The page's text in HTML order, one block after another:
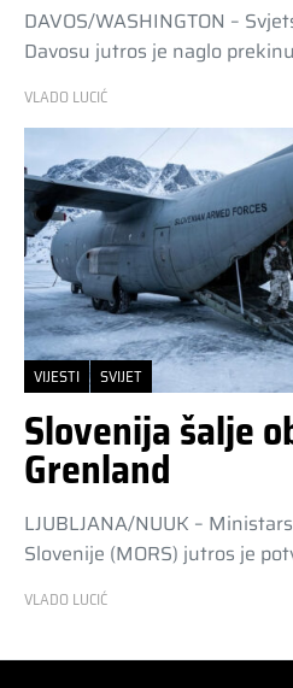
DAVOS/WASHINGTON –
Davosu jutros je naglo
VLADO LUCIĆ
VIJESTI SVIJET
Slovenija šalje
Grenland
LJUBLJANA/NUUK –
Slovenije (MORS) jutros je
VLADO LUCIĆ